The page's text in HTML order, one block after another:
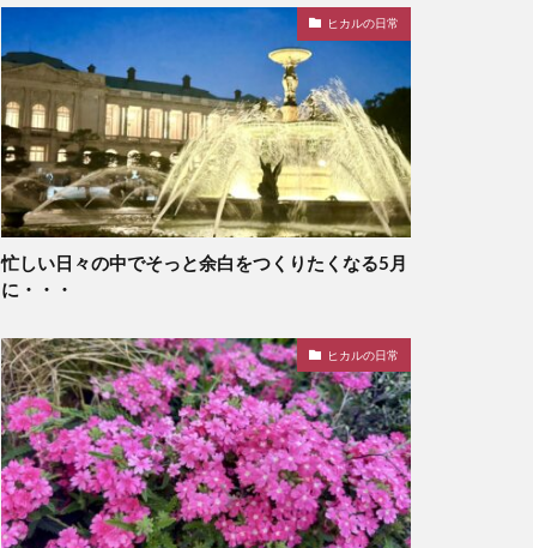
ヒカルの日常
忙しい日々の中でそっと余白をつくりたくなる5月
に・・・
ヒカルの日常